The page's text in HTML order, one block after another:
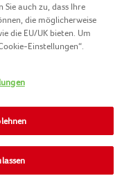
Sie auch zu, dass Ihre
die möglicherweise
die EU/UK bieten. Um
Einstellungen“.